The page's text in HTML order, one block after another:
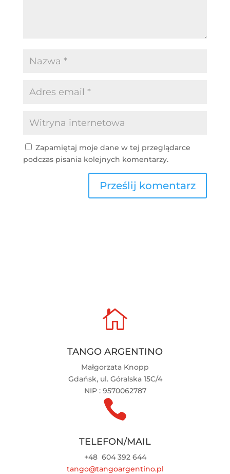
Zapamiętaj moje dane w tej przeglądarce
podczas pisania kolejnych komentarzy.

TANGO ARGENTINO
Małgorzata Knopp
Gdańsk, ul. Góralska 15C/4
NIP : 9570062787

TELEFON/MAIL
+48 604 392 644
tango@tangoargentino.pl